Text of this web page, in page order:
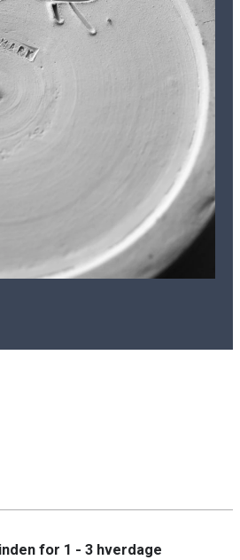
for 1 - 3 hverdage